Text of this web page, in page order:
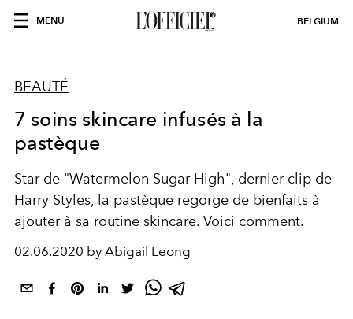
MENU BELGIUM
BEAUTÉ
7 soins skincare infusés à la
pastèque
Star de "Watermelon Sugar High", dernier clip de
Harry Styles, la pastèque regorge de bienfaits à
ajouter à sa routine skincare. Voici comment.
02.06.2020 by Abigail Leong